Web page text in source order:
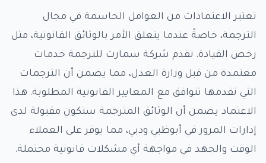
تعتبر الاعتمادات من العوامل الحاسمة في مجال
الترجمة، خاصةً عندما يتعلق الأمر بالوثائق القانونية، مثل
رخص القيادة. تقدم شركة سمارت للترجمة خدمات
معتمدة من قبل وزارة العدل، مما يضمن أن الترجمات
التي تقدمها تتوافق مع المعايير القانونية المطلوبة. هذا
الاعتماد يضمن أن الوثائق المترجمة ستكون مقبولة لدى
إدارات المرور في أبوظبي ودبي، مما يوفر على العملاء
الوقت والجهد في مواجهة أي مشكلات قانونية محتملة.